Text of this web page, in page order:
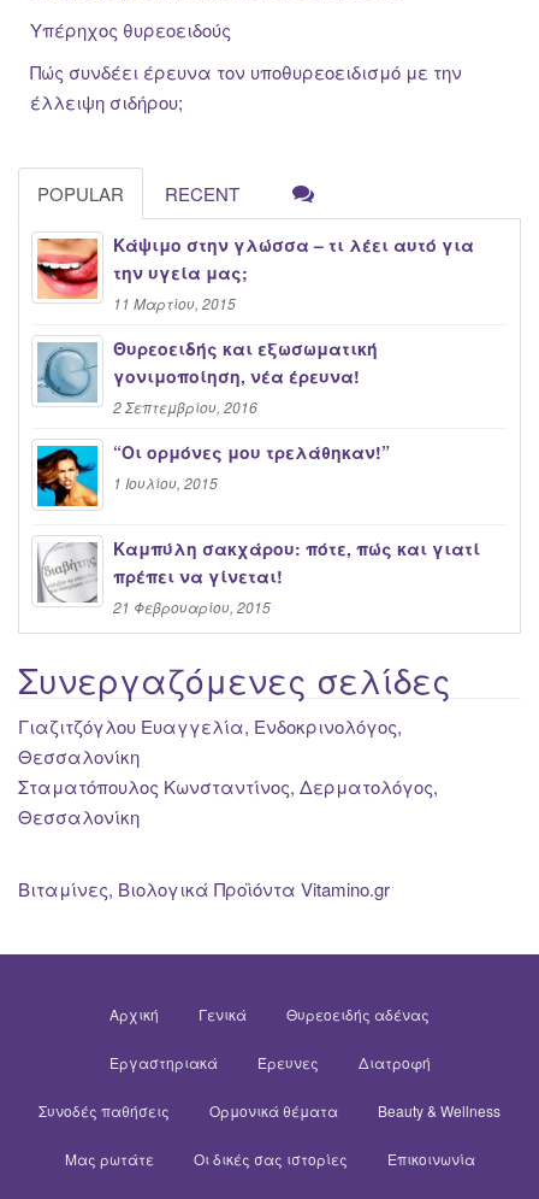
Υπέρηχος θυρεοειδούς
Πώς συνδέει έρευνα τον υποθυρεοειδισμό με την
έλλειψη σιδήρου;
POPULAR RECENT
Κάψιμο στην γλώσσα – τι λέει αυτό για
την υγεία μας;
11 Μαρτίου, 2015
Θυρεοειδής και εξωσωματική
γονιμοποίηση, νέα έρευνα!
2 Σεπτεμβρίου, 2016
“Oι ορμόνες μου τρελάθηκαν!”
1 Ιουλίου, 2015
Καμπύλη σακχάρου: πότε, πώς και γιατί
πρέπει να γίνεται!
21 Φεβρουαρίου, 2015
Συνεργαζόμενες σελίδες
Γιαζιτζόγλου Ευαγγελία, Ενδοκρινολόγος,
Θεσσαλονίκη
Σταματόπουλος Κωνσταντίνος, Δερματολόγος,
Θεσσαλονίκη
Βιταμίνες, Βιολογικά Προϊόντα Vitamino.gr
Αρχική Γενικά Θυρεοειδής αδένας
Εργαστηριακά Έρευνες Διατροφή
Συνοδές παθήσεις Ορμονικά θέματα Beauty & Wellness
Μας ρωτάτε Οι δικές σας ιστορίες Επικοινωνία